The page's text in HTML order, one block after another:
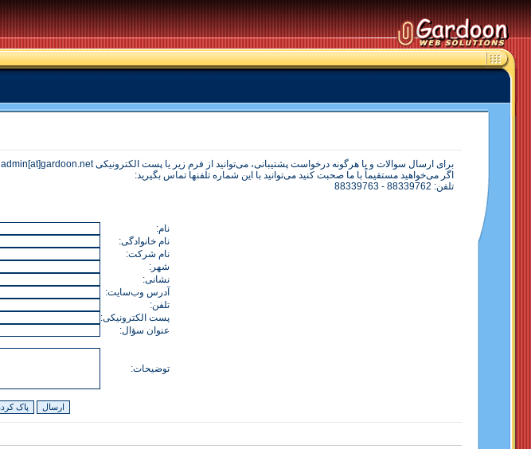
برای ارسال سوالات و یا هرگونه درخواست پشتیبانی، می‌توانيد از فرم زير يا پست الکترونيکیadmin[at]gardoon.net
اگر می‌خواهيد مستقيماً با ما صحبت کنيد می‌توانيد با اين شماره تلفنها تماس بگيريد:
تلفن: 88339762 - 88339763
نام:
نام خانوادگی:
نام شرکت:
شهر:
نشانی:
آدرس وب‌سايت:
تلفن:
پست الکترونيکی:
عنوان سؤال:
توضيحات: